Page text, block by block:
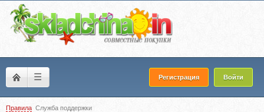
☰ Регистрация Войти
Правила Служба поддержки